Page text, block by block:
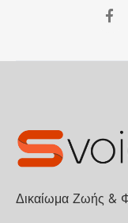
Δικαίωμα Ζωής &